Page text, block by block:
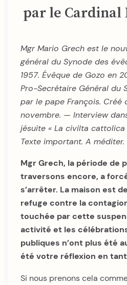
par le Cardinal
Mgr Mario Grech est le
général du Synode des
1957. Évêque de Gozo en
Pro-Secrétaire Général du
par le pape François. Créé
novembre. — Interview
jésuite « La civilta cattolica
Texte important. A méditer.
Mgr Grech, la période de
traversons encore, a
s’arrêter. La maison est
refuge contre la
touchée par cette
activité et les
publiques n’ont plus été
été votre réflexion en tant
Si nous prenons cela